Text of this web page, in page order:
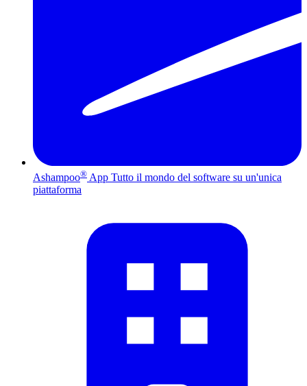
Ashampoo® App Tutto il mondo del software su un'unica
piattaforma